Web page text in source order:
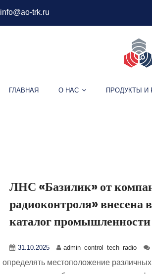
info@ao-trk.ru
ГЛАВНАЯ О НАС ПРОДУКТЫ И
ЛНС «Базилик» от
радиоконтроля» внесена
каталог промышленности
31.10.2025 admin_control_tech_radio
местоположение